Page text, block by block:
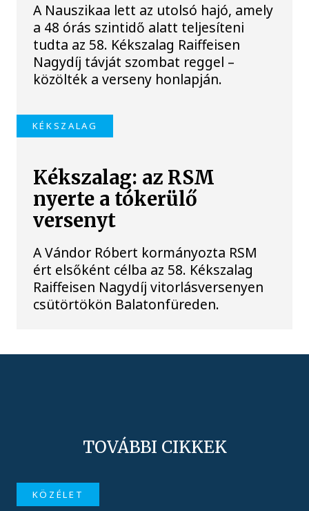
A Nauszikaa lett az utolsó hajó, amely
a 48 órás szintidő alatt teljesíteni
tudta az 58. Kékszalag Raiffeisen
Nagydíj távját szombat reggel –
közölték a verseny honlapján.
KÉKSZALAG
Kékszalag: az RSM
nyerte a tókerülő
versenyt
A Vándor Róbert kormányozta RSM
ért elsőként célba az 58. Kékszalag
Raiffeisen Nagydíj vitorlásversenyen
csütörtökön Balatonfüreden.
TOVÁBBI CIKKEK
KÖZÉLET